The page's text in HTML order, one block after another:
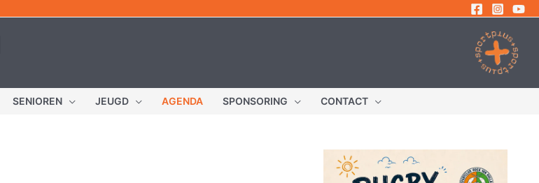
SENIOREN JEUGD AGENDA SPONSORING CONTACT